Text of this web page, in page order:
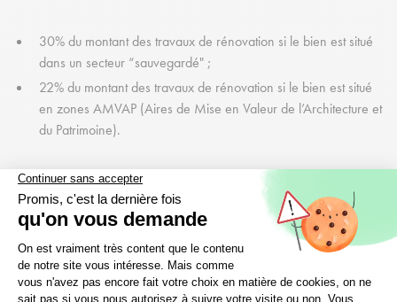
30% du montant des travaux de rénovation si le bien est situé
dans un secteur “sauvegardé" ;
22% du montant des travaux de rénovation si le bien est situé
en zones AMVAP (Aires de Mise en Valeur de l’Architecture et
du Patrimoine).
Comme beaucoup de dispositifs de défiscalisation, la réduction
d’impôt est plafonnée. Plus précisément, le montant des travaux pris
en compte est au maximum de 400 000 € (ou 100 000 € par an
sur 4 ans).